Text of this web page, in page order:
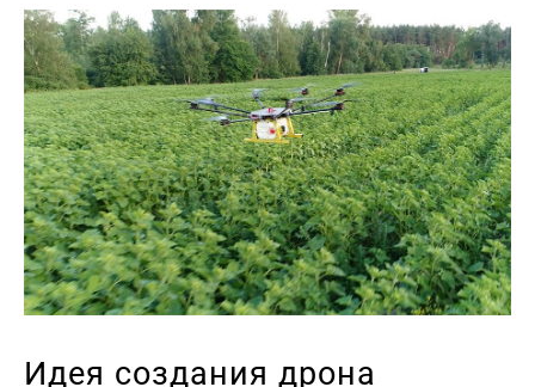
Идея создания дрона